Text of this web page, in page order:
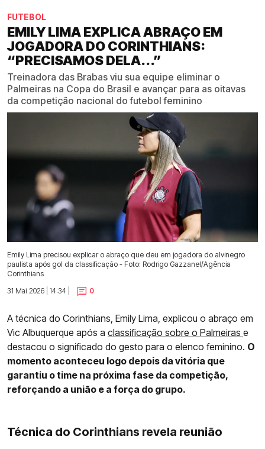
FUTEBOL
EMILY LIMA EXPLICA ABRAÇO EM
JOGADORA DO CORINTHIANS:
“PRECISAMOS DELA...”
Treinadora das Brabas viu sua equipe eliminar o
Palmeiras na Copa do Brasil e avançar para as oitavas
da competição nacional do futebol feminino
Emily Lima precisou explicar o abraço que deu em jogadora do alvinegro
paulista após gol da classificação - Foto: Rodrigo Gazzanel/Agência
Corinthians
31 Mai 2026 | 14:34 |
0
A técnica do Corinthians, Emily Lima, explicou o abraço em
Vic Albuquerque após a classificação sobre o Palmeiras e
destacou o significado do gesto para o elenco feminino. O
momento aconteceu logo depois da vitória que
garantiu o time na próxima fase da competição,
reforçando a união e a força do grupo.
Técnica do Corinthians revela reunião